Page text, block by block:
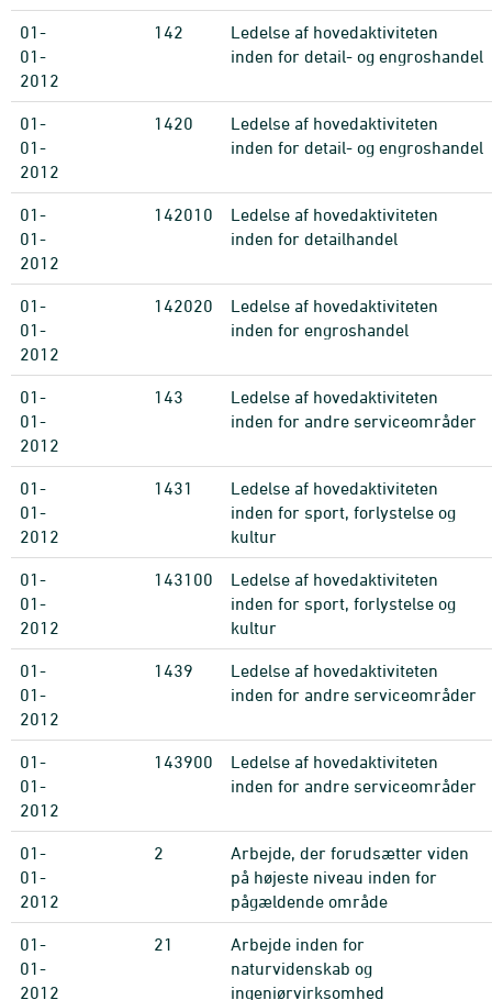
01-
01-
2012
142
Ledelse af hovedaktiviteten
inden for detail- og engroshandel
01-
01-
2012
1420
Ledelse af hovedaktiviteten
inden for detail- og engroshandel
01-
01-
2012
142010
Ledelse af hovedaktiviteten
inden for detailhandel
01-
01-
2012
142020
Ledelse af hovedaktiviteten
inden for engroshandel
01-
01-
2012
143
Ledelse af hovedaktiviteten
inden for andre serviceområder
01-
01-
2012
1431
Ledelse af hovedaktiviteten
inden for sport, forlystelse og
kultur
01-
01-
2012
143100
Ledelse af hovedaktiviteten
inden for sport, forlystelse og
kultur
01-
01-
2012
1439
Ledelse af hovedaktiviteten
inden for andre serviceområder
01-
01-
2012
143900
Ledelse af hovedaktiviteten
inden for andre serviceområder
01-
01-
2012
2
Arbejde, der forudsætter viden
på højeste niveau inden for
pågældende område
01-
01-
2012
21
Arbejde inden for
naturvidenskab og
ingeniørvirksomhed